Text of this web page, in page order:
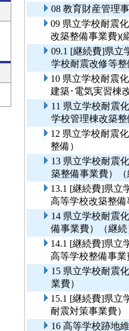
08 教育財産管理
09 県立学校耐震
改築整備事業費)(
09.1 [継続費]県立
学校耐震改修等
10 県立学校耐震
建築･電気実習棟
11 県立学校耐震
学校管理棟改築
12 県立学校耐震
整備）
13 県立学校耐震
築整備事業費）
13.1 [継続費]県立
高等学校改築整
14 県立学校耐震
備事業費）（継続
14.1 [継続費]県立
高等学校整備事業
15 県立学校耐震
業費）
15.1 [継続費]県立
耐震対策事業費）
16 高等学校跡地